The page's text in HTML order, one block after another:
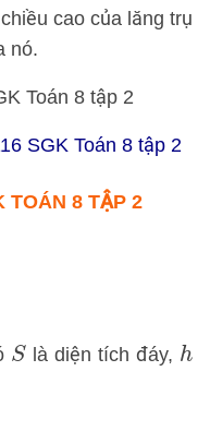
cao của lăng trụ
nó.
SGK Toán 8 tập 2
TOÁN 8 TẬP 2
S
Slà diện tích đáy, h
h